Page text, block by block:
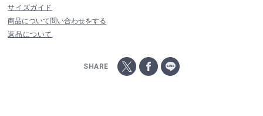
サイズガイド
商品について問い合わせをする
返品について
SHARE